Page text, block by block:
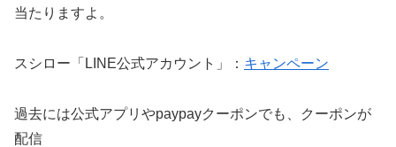
当たりますよ。
スシロー「LINE公式アカウント」： キャンペーン
過去には公式アプリやpaypayクーポンでも、クーポンが
配信